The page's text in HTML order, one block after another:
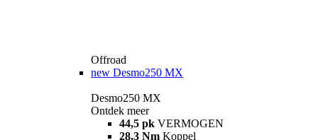
Offroad
new Desmo250 MX
Desmo250 MX
Ontdek meer
44,5 pk VERMOGEN
28,3 Nm Koppel